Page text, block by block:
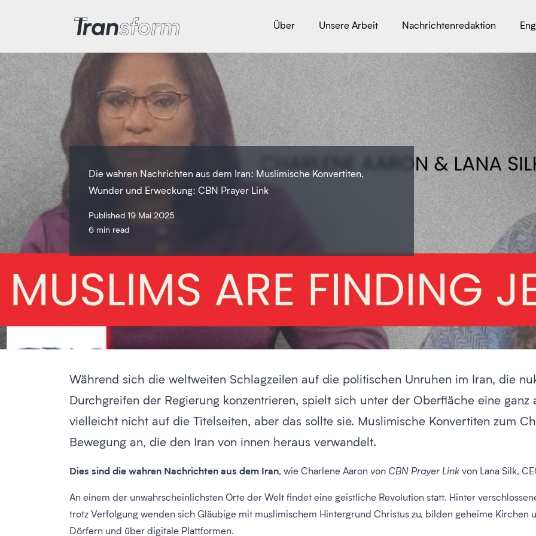
Transform Iran Über Unsere Arbeit Nachrichtenredaktion
Die wahren Nachrichten aus dem Iran: Muslimische Konvertiten,
Wunder und Erweckung: CBN Prayer Link
Published 19 Mai 2025
6 min read
Während sich die weltweiten Schlagzeilen auf die politischen Unruhen im Iran, die
Durchgreifen der Regierung konzentrieren, spielt sich unter der Oberfläche eine
vielleicht nicht auf die Titelseiten, aber das sollte sie. Muslimische Konvertiten zum
Bewegung an, die den Iran von innen heraus verwandelt.
Dies sind die wahren Nachrichten aus dem Iran, wie Charlene Aaron von CBN Prayer Linkvon Lana Silk,
An einem der unwahrscheinlichsten Orte der Welt findet eine geistliche Revolution statt. Hinter
trotz Verfolgung wenden sich Gläubige mit muslimischem Hintergrund Christus zu, bilden geheime Kirchen
Dörfern und über digitale Plattformen.